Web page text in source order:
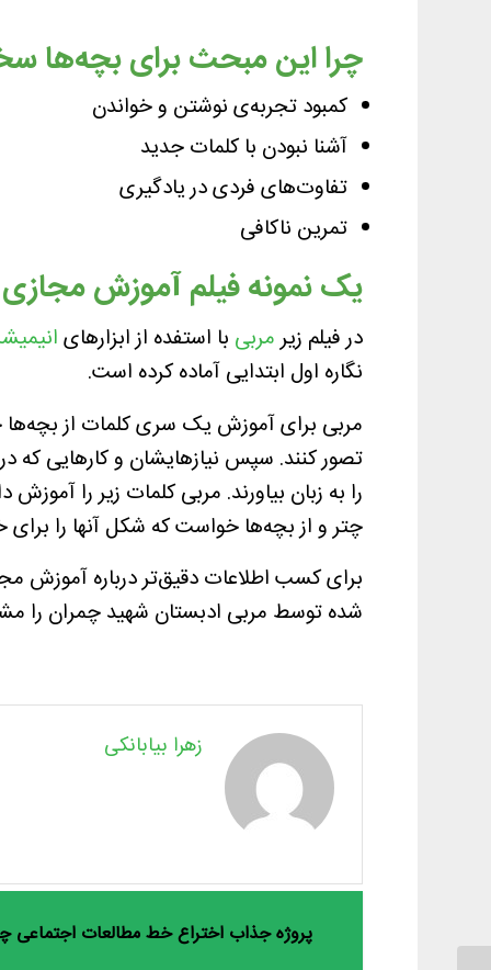
چرا این مبحث برای
کمبود تجربه‌ی نوشتن و خواندن
آشنا نبودن با کلمات جدید
تفاوت‌های فردی در یادگیری
تمرین ناکافی
یک نمونه فیلم آموزش مجازی
در فیلم زیرمربی با استفده از ابزارهای
نگاره اول ابتدایی آماده کرده است.
مربی برای آموزش یک سری کلمات از بچه‌ها
تصور کنند. سپس نیازهایشان و کارهایی که
را به زبان بیاورند. مربی کلمات زیر را
چتر و از بچه‌ها خواست که شکل آنها را برای
برای کسب اطلاعات دقیق‌تر درباره آموزش
شده توسط مربی ادبستان شهید چمران را
زهرا بیابانکی
پروژه جذاب اختراع خط مطالعات اجتماعی